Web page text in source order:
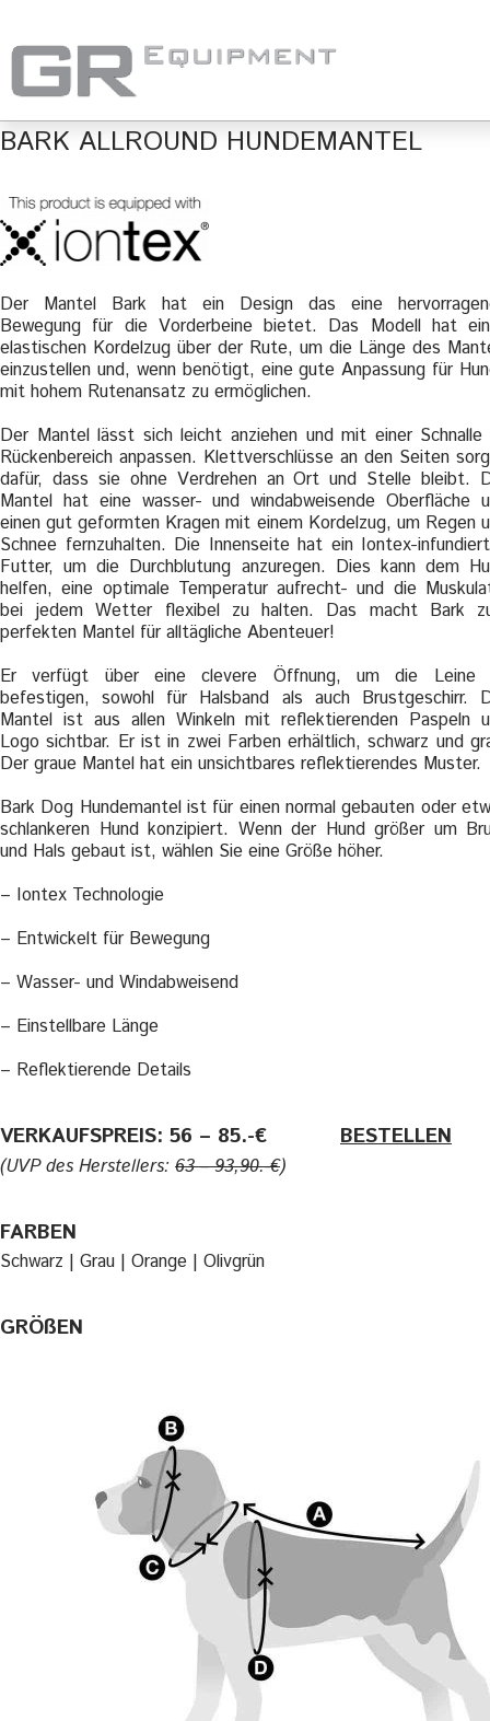
BARK ALLROUND HUNDEMANTEL
Der Mantel Bark hat ein Design das eine
Bewegung für die Vorderbeine bietet. Das Modell hat
elastischen Kordelzug über der Rute, um die Länge des
einzustellen und, wenn benötigt, eine gute Anpassung für
mit hohem Rutenansatz zu ermöglichen.
Der Mantel lässt sich leicht anziehen und mit einer Schnalle
Rückenbereich anpassen. Klettverschlüsse an den Seiten
dafür, dass sie ohne Verdrehen an Ort und Stelle bleibt.
Mantel hat eine wasser- und windabweisende Oberfläche
einen gut geformten Kragen mit einem Kordelzug, um Regen
Schnee fernzuhalten. Die Innenseite hat ein Iontex-
Futter, um die Durchblutung anzuregen. Dies kann dem
helfen, eine optimale Temperatur aufrecht- und die
bei jedem Wetter flexibel zu halten. Das macht Bark
perfekten Mantel für alltägliche Abenteuer!
Er verfügt über eine clevere Öffnung, um die Leine
befestigen, sowohl für Halsband als auch Brustgeschirr.
Mantel ist aus allen Winkeln mit reflektierenden Paspeln
Logo sichtbar. Er ist in zwei Farben erhältlich, schwarz und
Der graue Mantel hat ein unsichtbares reflektierendes Muster.
Bark Dog Hundemantel ist für einen normal gebauten oder
schlankeren Hund konzipiert. Wenn der Hund größer um
und Hals gebaut ist, wählen Sie eine Größe höher.
– Iontex Technologie
– Entwickelt für Bewegung
– Wasser- und Windabweisend
– Einstellbare Länge
– Reflektierende Details
VERKAUFSPREIS: 56 – 85.-€ BESTELLEN
(UVP des Herstellers: 63 – 93,90.-€)
FARBEN
Schwarz | Grau | Orange | Olivgrün
GRÖßEN